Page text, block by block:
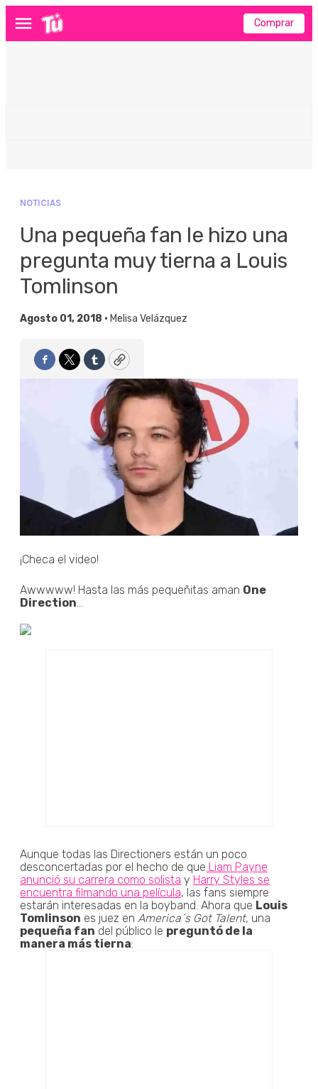
Menú Comprar
NOTICIAS
Una pequeña fan le hizo una
pregunta muy tierna a Louis
Tomlinson
Agosto 01, 2018 • Melisa Velázquez
Facebook
TwitterTumblrCopy
¡Checa el video!
Awwwww! Hasta las más pequeñitas aman One
Direction
Aunque todas las Directioners están un poco
desconcertadas por el hecho de que Liam Payne
anunció su carrera como solista y Harry Styles se
encuentra filmando una película, las fans siempre
estarán interesadas en la boyband. Ahora que Louis
Tomlinson es juez en America´s Got Talent, una
pequeña fan del público le preguntó de la
manera más tierna: